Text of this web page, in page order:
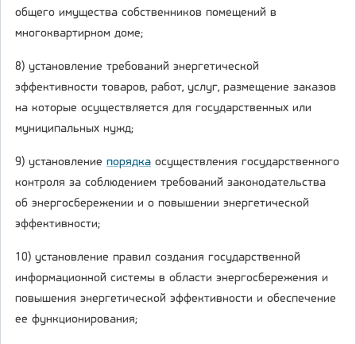
общего имущества собственников помещений в
многоквартирном доме;
8) установление требований энергетической
эффективности товаров, работ, услуг, размещение заказов
на которые осуществляется для государственных или
муниципальных нужд;
9) установление порядка осуществления государственного
контроля за соблюдением требований законодательства
об энергосбережении и о повышении энергетической
эффективности;
10) установление правил создания государственной
информационной системы в области энергосбережения и
повышения энергетической эффективности и обеспечение
ее функционирования;